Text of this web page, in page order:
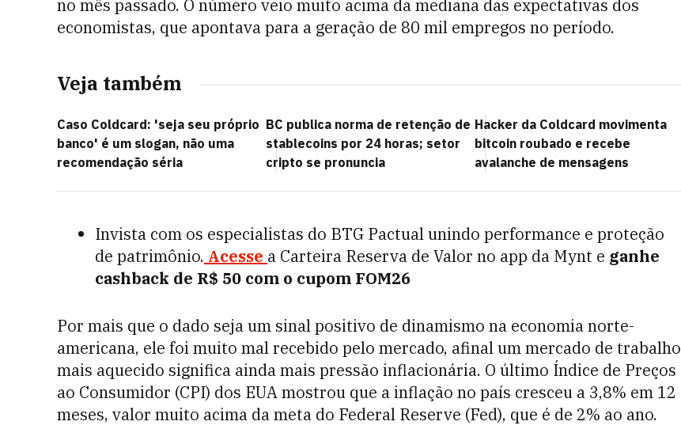
no mês passado. O número veio muito acima da mediana das expectativas dos
economistas, que apontava para a geração de 80 mil empregos no período.
Veja também
Caso Coldcard: 'seja seu próprio
banco' é um slogan, não uma
recomendação séria
BC publica norma de retenção de
stablecoins por 24 horas; setor
cripto se pronuncia
Hacker da Coldcard movimenta
bitcoin roubado e recebe
avalanche de mensagens
Invista com os especialistas do BTG Pactual unindo performance e proteção
de patrimônio. Acesse a Carteira Reserva de Valor no app da Mynt e ganhe
cashback de R$ 50 com o cupom FOM26
Por mais que o dado seja um sinal positivo de dinamismo na economia norte-
americana, ele foi muito mal recebido pelo mercado, afinal um mercado de trabalho
mais aquecido significa ainda mais pressão inflacionária. O último Índice de Preços
ao Consumidor (CPI) dos EUA mostrou que a inflação no país cresceu a 3,8% em 12
meses, valor muito acima da meta do Federal Reserve (Fed), que é de 2% ao ano.